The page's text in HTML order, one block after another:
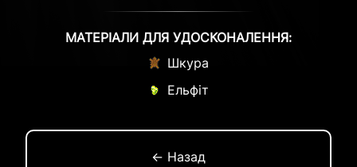
МАТЕРІАЛИ ДЛЯ УДОСКОНАЛЕННЯ:
Шкура
Ельфіт
← Назад